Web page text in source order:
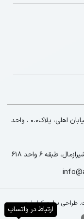
کارکنان
دوری کنید.
توانایی‌ها و
آدرس: شیراز، خیابان زند، خیابان توحید، خیابان اهلی، پلاک۰.۰ ، واحد
طراحی سایت:کیاسایت
ارتباط در واتساپ